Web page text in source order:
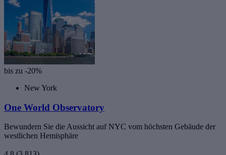
bis zu -20%
New York
One World Observatory
Bewundern Sie die Aussicht auf NYC vom höchsten Gebäude der
westlichen Hemisphäre